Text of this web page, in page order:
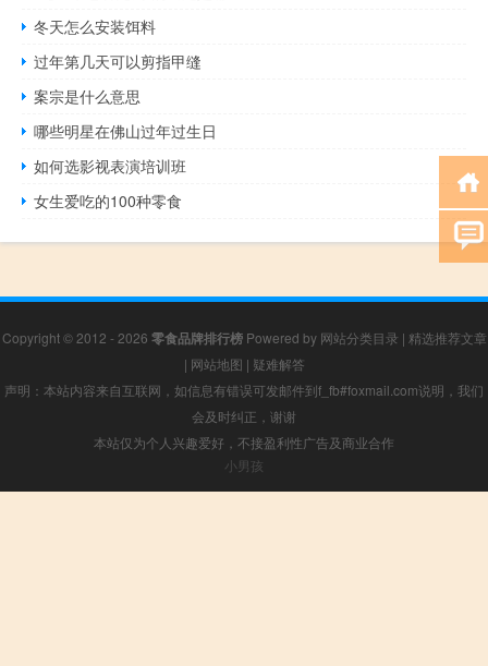
冬天怎么安装饵料
过年第几天可以剪指甲缝
案宗是什么意思
哪些明星在佛山过年过生日
如何选影视表演培训班
女生爱吃的100种零食
Copyright © 2012 - 2026 零食品牌排行榜Powered by 网站分类目录 | 精选推荐文章
| 网站地图 | 疑难解答
声明：本站内容来自互联网，如信息有错误可发邮件到f_fb#foxmail.com说明，我们
会及时纠正，谢谢
本站仅为个人兴趣爱好，不接盈利性广告及商业合作
小男孩